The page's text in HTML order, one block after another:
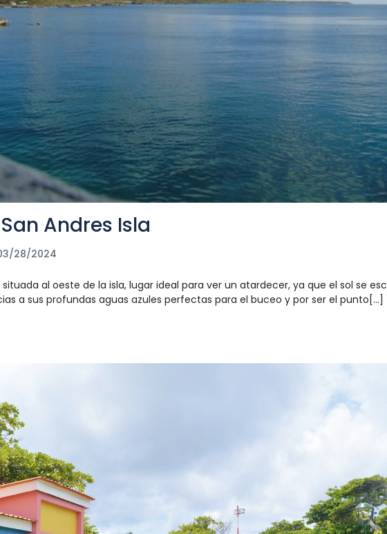
Andres Isla
28/2024
al oeste de la isla, lugar ideal para ver un atardecer, ya que el sol se
a sus profundas aguas azules perfectas para el buceo y por ser el punto[...]